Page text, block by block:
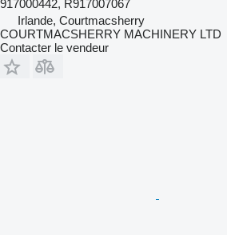
917000442, R917007067
Irlande, Courtmacsherry
COURTMACSHERRY MACHINERY LTD
Contacter le vendeur